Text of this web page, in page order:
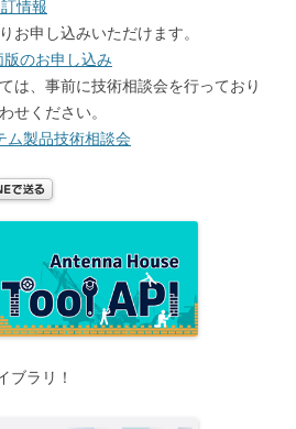
情報
お申し込みいただけます。
のお申し込み
は、事前に技術相談会を行っており
せください。
ム製品技術相談会
ブラリ！